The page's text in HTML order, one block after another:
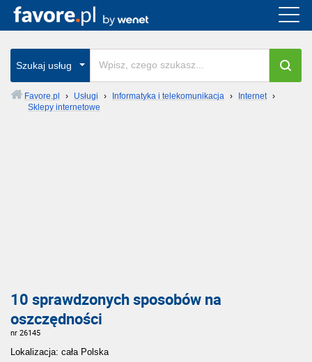
Szukaj usług
Favore.pl › Usługi › Informatyka i telekomunikacja › Internet ›
Sklepy internetowe
10 sprawdzonych sposobów na
oszczędności
nr 26145
Lokalizacja: cała Polska